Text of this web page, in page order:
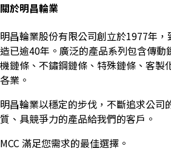
關於明昌輪業
明昌輪業股份有限公司創立於1977年
造已逾40年。廣泛的產品系列包含傳動
機鏈條、不鏽鋼鏈條、特殊鏈條、客
各業。
明昌輪業以穩定的步伐，不斷追求公司
質、具競爭力的產品給我們的客戶。
MCC 滿足您需求的最佳選擇。